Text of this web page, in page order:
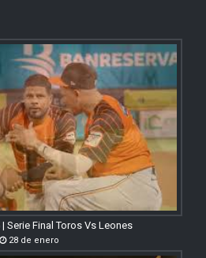
Serie Final Toros Vs Leones
28 de enero